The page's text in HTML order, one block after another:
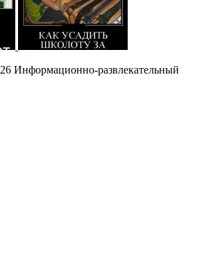
Информационно-развлекательный